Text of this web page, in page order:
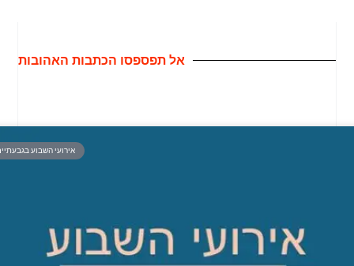
אל תפספסו הכתבות האהובות
אירועי השבוע